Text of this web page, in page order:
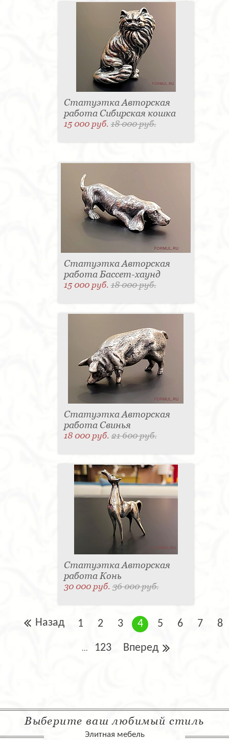
Статуэтка Авторская
работа Сибирская кошка
15 000 руб.18 000 руб.
Статуэтка Авторская
работа Бассет-хаунд
15 000 руб.18 000 руб.
Статуэтка Авторская
работа Свинья
18 000 руб.21 600 руб.
Статуэтка Авторская
работа Конь
30 000 руб.36 000 руб.
Назад 1 2 3 4 5 6 7 8
... 123 Вперед
Выберите ваш любимый стиль
Элитная мебель